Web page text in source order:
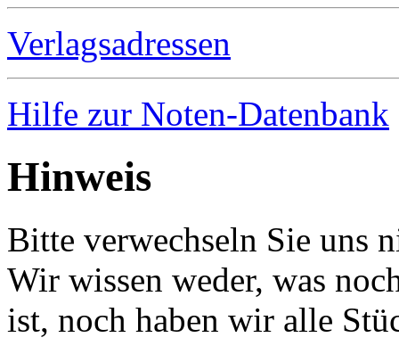
Verlagsadressen
Hilfe zur Noten-Datenbank
Hinweis
Bitte verwechseln Sie uns
Wir wissen weder, was
ist, noch haben wir alle